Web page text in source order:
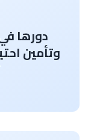
دورها
وتأمين